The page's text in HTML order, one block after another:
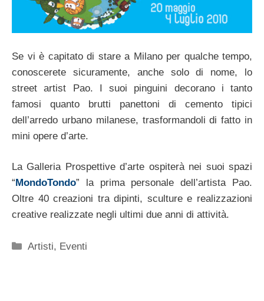
Se vi è capitato di stare a Milano per qualche tempo,
conoscerete sicuramente, anche solo di nome, lo
street artist Pao. I suoi pinguini decorano i tanto
famosi quanto brutti panettoni di cemento tipici
dell’arredo urbano milanese, trasformandoli di fatto in
mini opere d’arte.
La Galleria Prospettive d’arte ospiterà nei suoi spazi
“MondoTondo” la prima personale dell’artista Pao.
Oltre 40 creazioni tra dipinti, sculture e realizzazioni
creative realizzate negli ultimi due anni di attività.
Categorie
Artisti, Eventi